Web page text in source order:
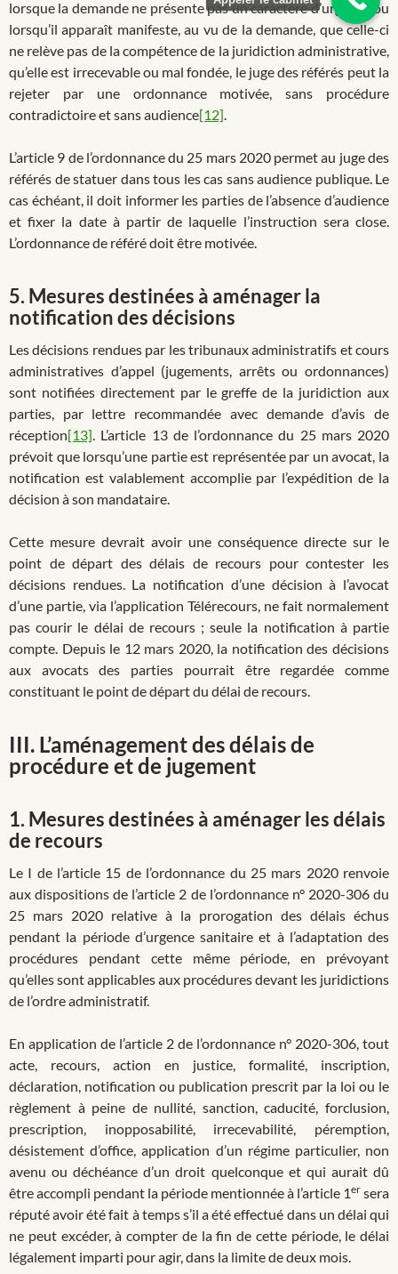
lorsque la demande ne présente pas un caractère d’urgence ou
lorsqu’il apparaît manifeste, au vu de la demande, que celle-ci
ne relève pas de la compétence de la juridiction administrative,
qu’elle est irrecevable ou mal fondée, le juge des référés peut la
rejeter par une ordonnance motivée, sans procédure
contradictoire et sans audience[12].
L’article 9 de l’ordonnance du 25 mars 2020 permet au juge des
référés de statuer dans tous les cas sans audience publique. Le
cas échéant, il doit informer les parties de l’absence d’audience
et fixer la date à partir de laquelle l’instruction sera close.
L’ordonnance de référé doit être motivée.
5. Mesures destinées à aménager la
notification des décisions
Les décisions rendues par les tribunaux administratifs et cours
administratives d’appel (jugements, arrêts ou ordonnances)
sont notifiées directement par le greffe de la juridiction aux
parties, par lettre recommandée avec demande d’avis de
réception[13]. L’article 13 de l’ordonnance du 25 mars 2020
prévoit que lorsqu’une partie est représentée par un avocat, la
notification est valablement accomplie par l’expédition de la
décision à son mandataire.
Cette mesure devrait avoir une conséquence directe sur le
point de départ des délais de recours pour contester les
décisions rendues. La notification d’une décision à l’avocat
d’une partie, via l’application Télérecours, ne fait normalement
pas courir le délai de recours ; seule la notification à partie
compte. Depuis le 12 mars 2020, la notification des décisions
aux avocats des parties pourrait être regardée comme
constituant le point de départ du délai de recours.
III. L’aménagement des délais de
procédure et de jugement
1. Mesures destinées à aménager les délais
de recours
Le I de l’article 15 de l’ordonnance du 25 mars 2020 renvoie
aux dispositions de l’article 2 de l’ordonnance n° 2020-306 du
25 mars 2020 relative à la prorogation des délais échus
pendant la période d’urgence sanitaire et à l’adaptation des
procédures pendant cette même période, en prévoyant
qu’elles sont applicables aux procédures devant les juridictions
de l’ordre administratif.
En application de l’article 2 de l’ordonnance n° 2020-306, tout
acte, recours, action en justice, formalité, inscription,
déclaration, notification ou publication prescrit par la loi ou le
règlement à peine de nullité, sanction, caducité, forclusion,
prescription, inopposabilité, irrecevabilité, péremption,
désistement d’office, application d’un régime particulier, non
avenu ou déchéance d’un droit quelconque et qui aurait dû
être accompli pendant la période mentionnée à l’article 1er sera
réputé avoir été fait à temps s’il a été effectué dans un délai qui
ne peut excéder, à compter de la fin de cette période, le délai
légalement imparti pour agir, dans la limite de deux mois.